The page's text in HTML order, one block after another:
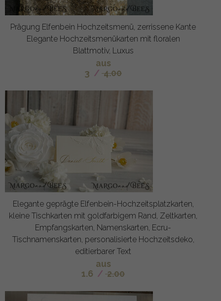
Prägung Elfenbein Hochzeitsmenü, zerrissene Kante
Elegante Hochzeitsmenükarten mit floralen
Blattmotiv, Luxus
aus
3 / 4.00
Elegante geprägte Elfenbein-Hochzeitsplatzkarten,
kleine Tischkarten mit goldfarbigem Rand, Zeltkarten,
Empfangskarten, Namenskarten, Ecru-
Tischnamenskarten, personalisierte Hochzeitsdeko,
editierbarer Text
aus
1.6 / 2.00